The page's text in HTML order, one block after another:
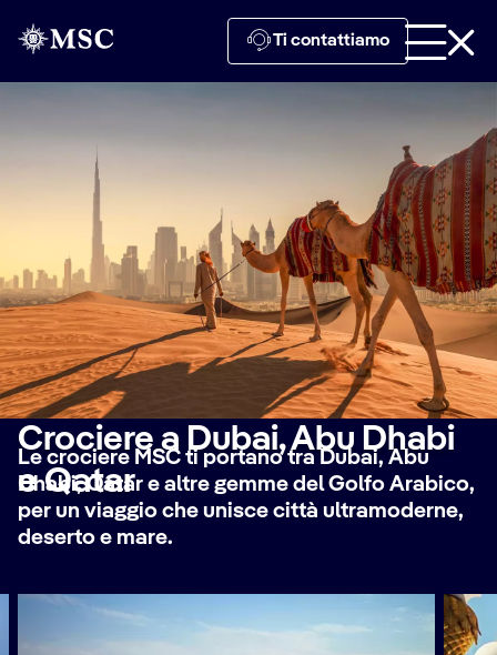
Ti contattiamo
Crociere a Dubai, Abu Dhabi
e Qatar
Le crociere MSC ti portano tra Dubai, Abu
Dhabi, Qatar e altre gemme del Golfo Arabico,
per un viaggio che unisce città ultramoderne,
deserto e mare.